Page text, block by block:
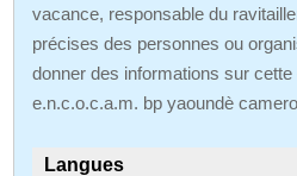
vacance, responsable du
précises des personnes ou
donner des informations sur
e.n.c.o.c.a.m. bp yaoundè
Langues